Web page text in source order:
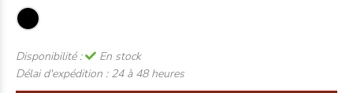
Disponibilité :
En stock
Délai d'expédition : 24 à 48 heures